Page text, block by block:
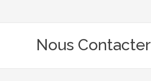
Nous Contacter